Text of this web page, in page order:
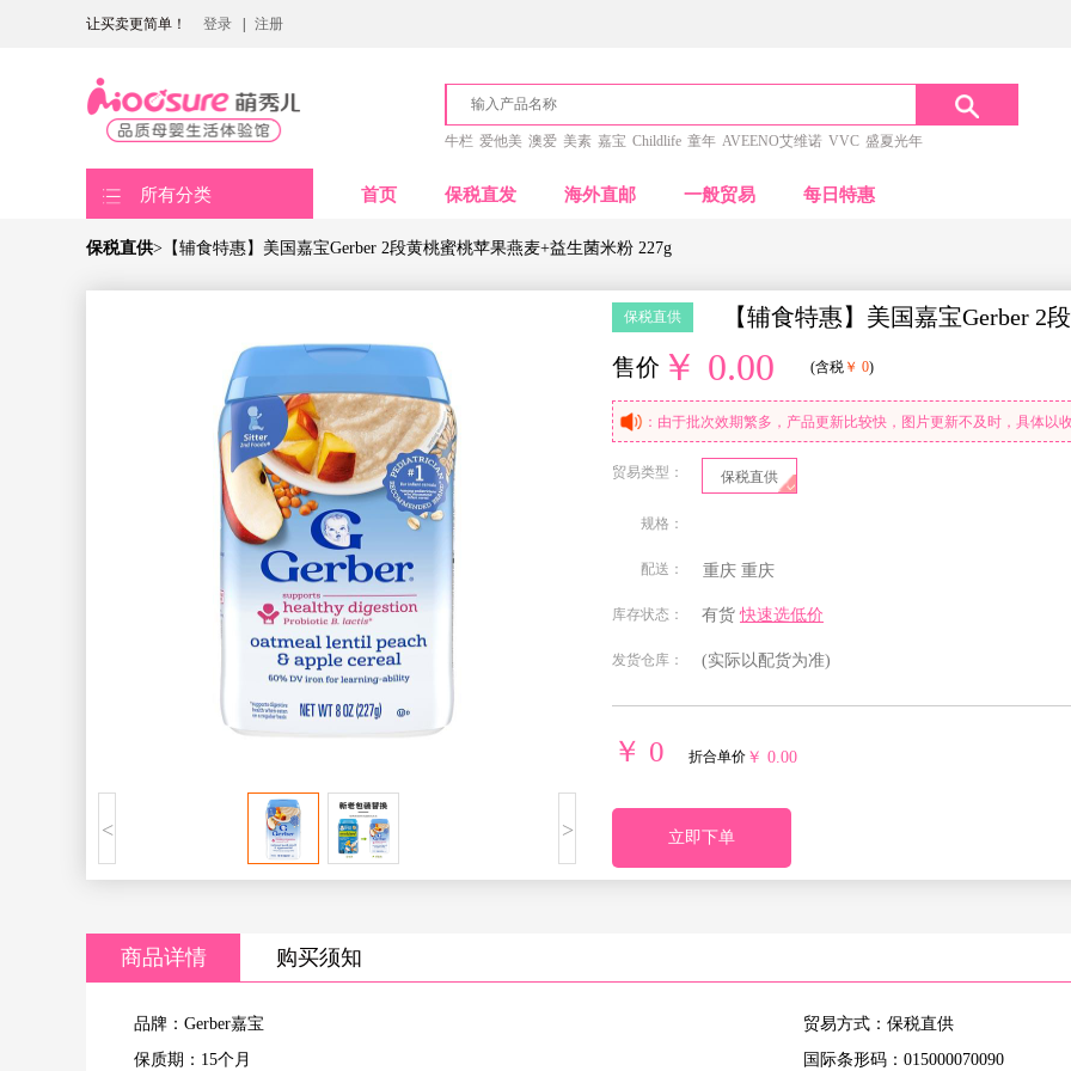
让买卖更简单！ 登录 注册
牛栏 爱他美 澳爱 美素 嘉宝 Childlife 童年 AVEENO艾维诺 VVC 盛夏光年
所有分类 首页 保税直发 海外直邮 一般贸易 每日特惠
保税直供>【辅食特惠】美国嘉宝Gerber 2段黄桃蜜桃苹果燕麦+益生菌米粉 227g
< >
保税直供
【辅食特惠】美国嘉宝Gerber 2
售价 ￥ 0.00 (含税 ￥ 0)
：由于批次效期繁多，产品更新比较快，图片更新不及时，具体以
贸易类型： 保税直供
规格：
配送： 重庆 重庆
北京 安徽
宁夏回族
自治区
四川 天津
西藏自治
新疆维吾
库存状态： 有货 快速选低价
发货仓库： (实际以配货为准)
￥ 0 折合单价 ￥ 0.00
立即下单
商品详情 购买须知
品牌：Gerber嘉宝
贸易方式：保税直供
保质期：15个月
国际条形码：015000070090